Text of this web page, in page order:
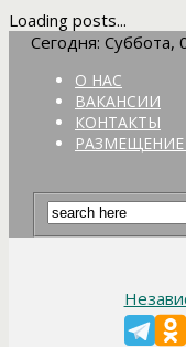
Loading posts...
Сегодня: Суббота,
О НАС
ВАКАНСИИ
КОНТАКТЫ